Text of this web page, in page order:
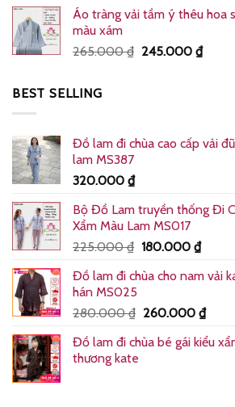
là:
tại
Áo tràng vải tầm ý thêu hoa
màu xám
265.000₫ Giá
245.000 ₫Giá
BEST SELLING
Đồ lam đi chùa cao cấp vải
lam MS387
320.000 ₫
Bộ Đồ Lam truyền thống Đi
Xẩm Màu Lam MS017
225.000₫ Giá
là:
180.000 ₫Giá
tại
Đồ lam đi chùa cho nam vải
hán MS025
280.000₫ Giá
là:
260.000 ₫Giá
tại
Đồ lam đi chùa bé gái kiểu
thương kate